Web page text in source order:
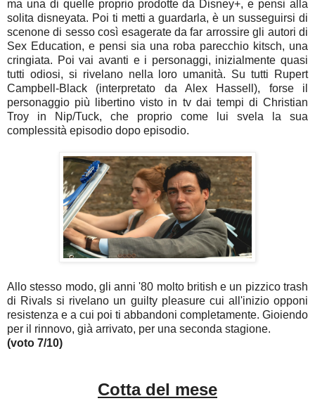
ma una di quelle proprio prodotte da Disney+, e pensi alla
solita disneyata. Poi ti metti a guardarla, è un susseguirsi di
scenone di sesso così esagerate da far arrossire gli autori di
Sex Education, e pensi sia una roba parecchio kitsch, una
cringiata. Poi vai avanti e i personaggi, inizialmente quasi
tutti odiosi, si rivelano nella loro umanità. Su tutti Rupert
Campbell-Black (interpretato da Alex Hassell), forse il
personaggio più libertino visto in tv dai tempi di Christian
Troy in Nip/Tuck, che proprio come lui svela la sua
complessità episodio dopo episodio.
Allo stesso modo, gli anni '80 molto british e un pizzico trash
di Rivals si rivelano un guilty pleasure cui all'inizio opponi
resistenza e a cui poi ti abbandoni completamente. Gioiendo
per il rinnovo, già arrivato, per una seconda stagione.
(voto 7/10)
Cotta del mese